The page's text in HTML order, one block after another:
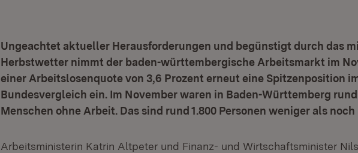
Ungeachtet aktueller Herausforderungen und begünstigt durch das
Herbstwetter nimmt der baden-württembergische Arbeitsmarkt im
einer Arbeitslosenquote von 3,6 Prozent erneut eine Spitzenposition
Bundesvergleich ein. Im November waren in Baden-Württemberg rund
Menschen ohne Arbeit. Das sind rund 1.800 Personen weniger als
Arbeitsministerin Katrin Altpeter und Finanz- und Wirtschaftsminister